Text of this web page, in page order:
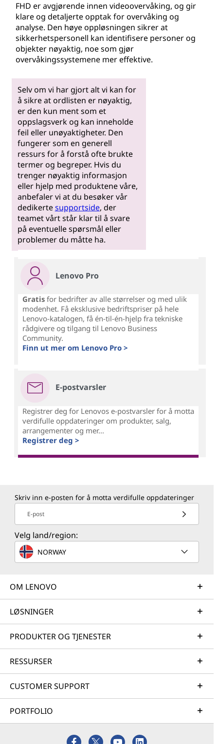
FHD er avgjørende innen videoovervåking, og gir
klare og detaljerte opptak for overvåking og
analyse. Den høye oppløsningen sikrer at
sikkerhetspersonell kan identifisere personer og
objekter nøyaktig, noe som gjør
overvåkingssystemene mer effektive.
Selv om vi har gjort alt vi kan for
å sikre at ordlisten er nøyaktig,
er den kun ment som et
oppslagsverk og kan inneholde
feil eller unøyaktigheter. Den
fungerer som en generell
ressurs for å forstå ofte brukte
termer og begreper. Hvis du
trenger nøyaktig informasjon
eller hjelp med produktene våre,
anbefaler vi at du besøker vår
dedikertesupportside, der
teamet vårt står klar til å svare
på eventuelle spørsmål eller
problemer du måtte ha.
Lenovo Pro
Gratisfor bedrifter av alle størrelser og med ulik
modenhet. Få eksklusive bedriftspriser på hele
Lenovo-katalogen, få én-til-én-hjelp fra tekniske
rådgivere og tilgang til Lenovo Business
Community.
Finn ut mer om Lenovo Pro >
E-postvarsler
Registrer deg for Lenovos e-postvarsler for å motta
verdifulle oppdateringer om produkter, salg,
arrangementer og mer...
Registrer deg >
Skriv inn e-posten for å motta verdifulle oppdateringer
E-post
Velg land/region:
NORWAY
OM LENOVO
LØSNINGER
PRODUKTER OG TJENESTER
RESSURSER
CUSTOMER SUPPORT
PORTFOLIO